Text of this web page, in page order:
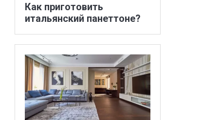
Как приготовить
итальянский панеттоне?